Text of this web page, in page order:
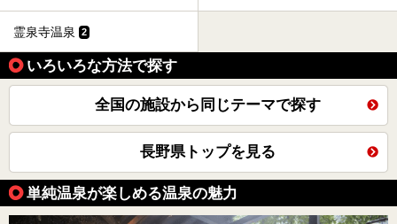
霊泉寺温泉 2
いろいろな方法で探す
全国の施設から同じテーマで探す
長野県トップを見る
単純温泉が楽しめる温泉の魅力